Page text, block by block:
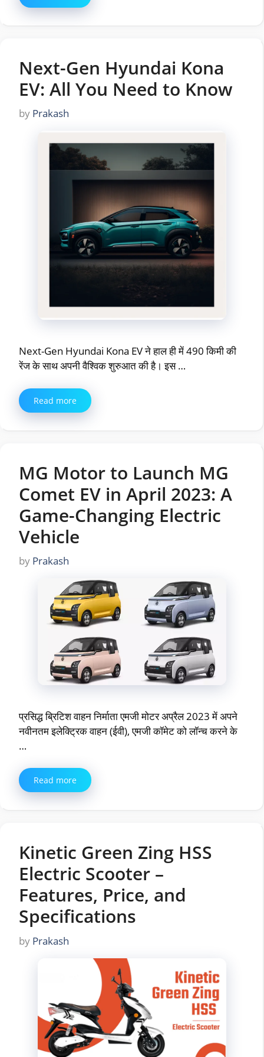
Next-Gen Hyundai Kona
EV: All You Need to Know
by Prakash
Next-Gen Hyundai Kona EV ने हाल ही में 490 किमी की
रेंज के साथ अपनी वैश्विक शुरुआत की है। इस …
Read more
MG Motor to Launch MG
Comet EV in April 2023: A
Game-Changing Electric
Vehicle
by Prakash
प्रसिद्ध ब्रिटिश वाहन निर्माता एमजी मोटर अप्रैल 2023 में अपने
नवीनतम इलेक्ट्रिक वाहन (ईवी), एमजी कॉमेट को लॉन्च करने के
…
Read more
Kinetic Green Zing HSS
Electric Scooter –
Features, Price, and
Specifications
by Prakash